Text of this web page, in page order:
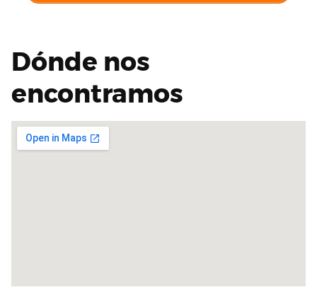
Dónde nos
encontramos